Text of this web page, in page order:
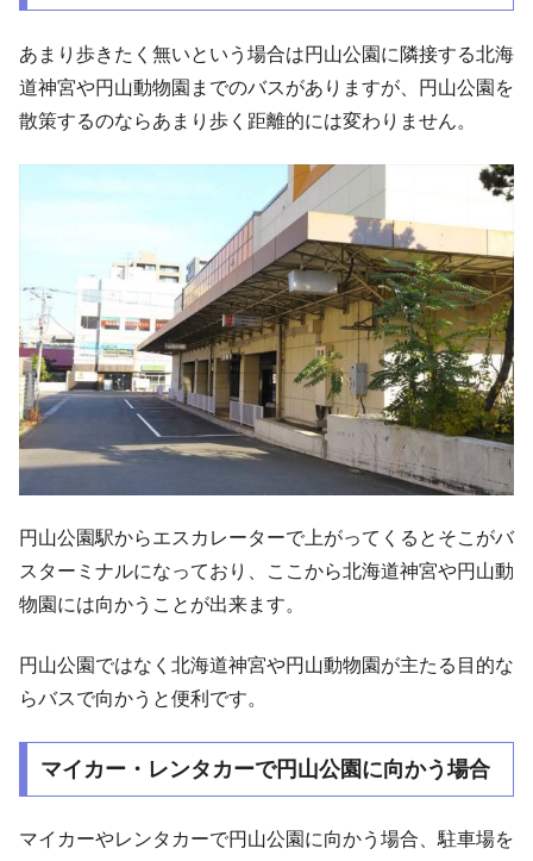
あまり歩きたく無いという場合は円山公園に隣接する北海
道神宮や円山動物園までのバスがありますが、円山公園を
散策するのならあまり歩く距離的には変わりません。
円山公園駅からエスカレーターで上がってくるとそこがバ
スターミナルになっており、ここから北海道神宮や円山動
物園には向かうことが出来ます。
円山公園ではなく北海道神宮や円山動物園が主たる目的な
らバスで向かうと便利です。
マイカー・レンタカーで円山公園に向かう場合
マイカーやレンタカーで円山公園に向かう場合、駐車場を